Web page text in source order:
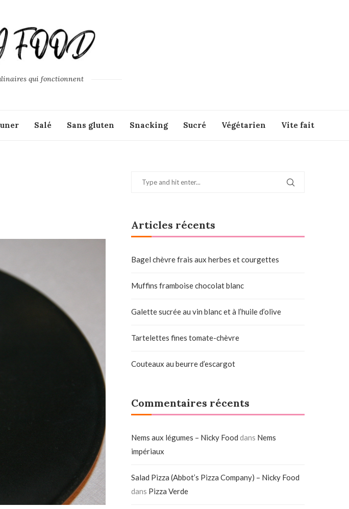
qui fonctionnent
Salé Sans gluten Snacking Sucré Végétarien Vite fait
Articles récents
Bagel chèvre frais aux herbes et courgettes
Muffins framboise chocolat blanc
Galette sucrée au vin blanc et à l’huile d’olive
Tartelettes fines tomate-chèvre
Couteaux au beurre d’escargot
Commentaires récents
Nems aux légumes – Nicky Food dans Nems
impériaux
Salad Pizza (Abbot’s Pizza Company) – Nicky Food
dans Pizza Verde